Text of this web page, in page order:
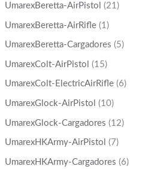
UmarexBeretta-AirPistol (21)
UmarexBeretta-AirRifle (1)
UmarexBeretta-Cargadores (5)
UmarexColt-AirPistol (15)
UmarexColt-ElectricAirRifle (6)
UmarexGlock-AirPistol (10)
UmarexGlock-Cargadores (12)
UmarexHKArmy-AirPistol (7)
UmarexHKArmy-Cargadores (6)